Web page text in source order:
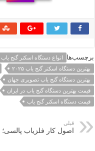
برچسب‌ها انواع دستگاه اسکنر گنج یاب
بهترین دستگاه اسکنر گنج یاب ۲۰۲۵
بهترین دستگاه گنج یاب تصویری جهان
قیمت بهترین دستگاه گنج یاب در ایران
قیمت دستگاه اسکنر گنج یاب
قبلی
اصول کار فلزیاب پالسی؛